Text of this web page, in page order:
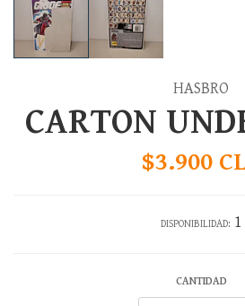
HASBRO
CARTON
$3.900
DISPONIBILIDAD: 1
CANTIDAD